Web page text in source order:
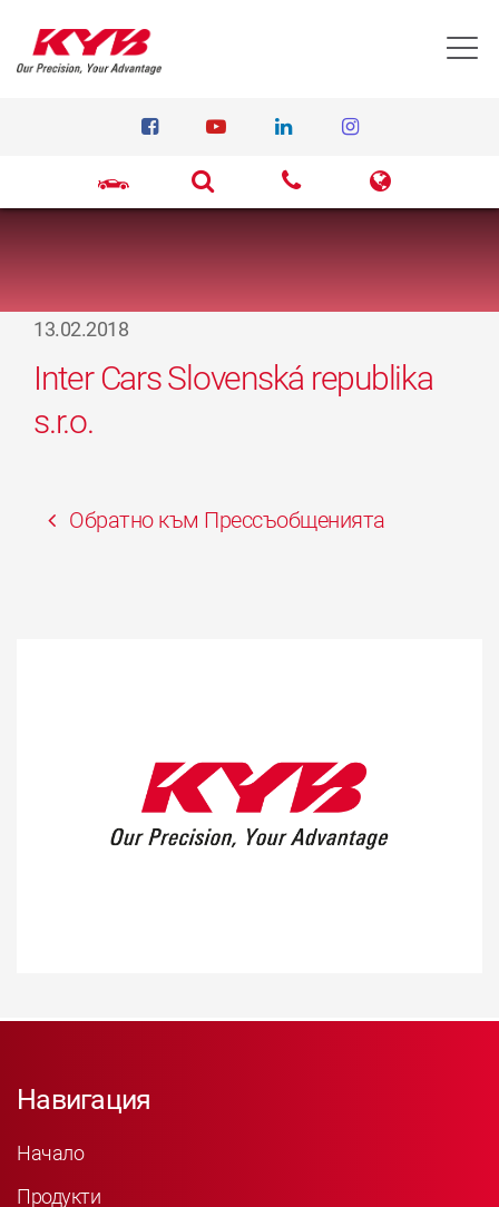
13.02.2018
Inter Cars Slovenská republika
s.r.o.
Обратно към Прессъобщенията
Навигация
Начало
Продукти